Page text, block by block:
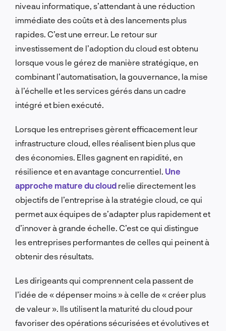
niveau informatique, s’attendant à une réduction
immédiate des coûts et à des lancements plus
rapides. C’est une erreur. Le retour sur
investissement de l’adoption du cloud est obtenu
lorsque vous le gérez de manière stratégique, en
combinant l’automatisation, la gouvernance, la mise
à l’échelle et les services gérés dans un cadre
intégré et bien exécuté.
Lorsque les entreprises gèrent efficacement leur
infrastructure cloud, elles réalisent bien plus que
des économies. Elles gagnent en rapidité, en
résilience et en avantage concurrentiel. Une
approche mature du cloud relie directement les
objectifs de l’entreprise à la stratégie cloud, ce qui
permet aux équipes de s’adapter plus rapidement et
d’innover à grande échelle. C’est ce qui distingue
les entreprises performantes de celles qui peinent à
obtenir des résultats.
Les dirigeants qui comprennent cela passent de
l’idée de « dépenser moins » à celle de « créer plus
de valeur ». Ils utilisent la maturité du cloud pour
favoriser des opérations sécurisées et évolutives et